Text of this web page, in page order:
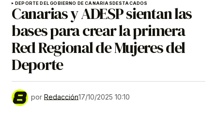
DEPORTE DEL GOBIERNO DE CANARIASDESTACADOS
Canarias y ADESP sientan las
bases para crear la primera
Red Regional de Mujeres del
Deporte
por Redacción17/10/2025 10:10